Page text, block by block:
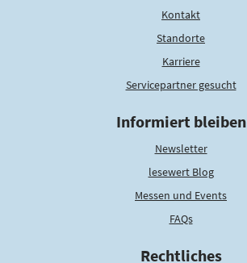
Kontakt
Standorte
Karriere
Servicepartner gesucht
Informiert bleiben
Newsletter
lesewert Blog
Messen und Events
FAQs
Rechtliches